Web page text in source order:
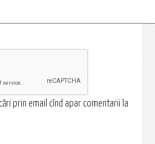
prin email cînd apar comentarii la